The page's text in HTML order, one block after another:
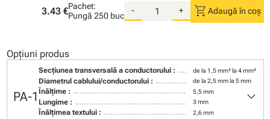
3.43 €Pachet:
Pungă 250 buc
- + shopping_cart Adaugă în coș
Opțiuni produs
PA-1
Secţiunea transversală a conductorului : de la 1,5 mm² la 4 mm²
Diametrul cablului/conductorului : de la 2,5 mm la 5 mm
Înălţime : 5,5 mm
Lungime : 3 mm
Înălţimea textului : 2,6 mm
keyboard_arrow_down